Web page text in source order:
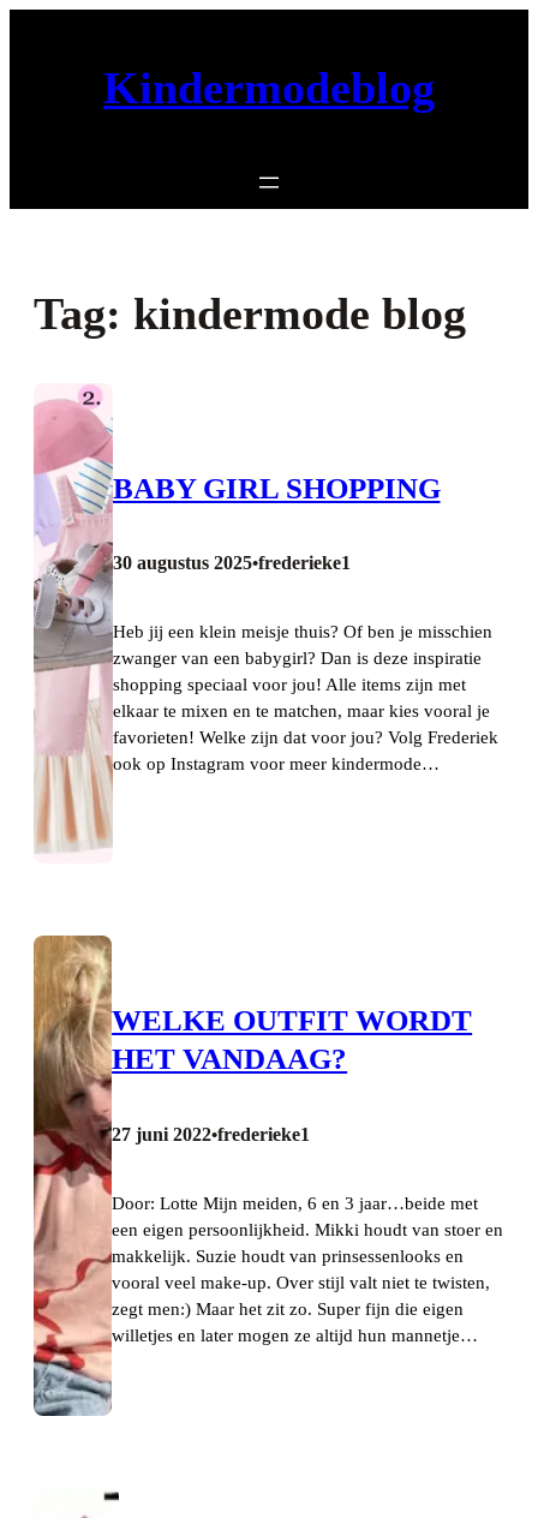
Kindermodeblog
Tag: kindermode blog
BABY GIRL SHOPPING
30 augustus 2025•frederieke1
Heb jij een klein meisje thuis? Of ben je misschien
zwanger van een babygirl? Dan is deze inspiratie
shopping speciaal voor jou! Alle items zijn met
elkaar te mixen en te matchen, maar kies vooral je
favorieten! Welke zijn dat voor jou? Volg Frederiek
ook op Instagram voor meer kindermode…
WELKE OUTFIT WORDT
HET VANDAAG?
27 juni 2022•frederieke1
Door: Lotte Mijn meiden, 6 en 3 jaar…beide met
een eigen persoonlijkheid. Mikki houdt van stoer en
makkelijk. Suzie houdt van prinsessenlooks en
vooral veel make-up. Over stijl valt niet te twisten,
zegt men:) Maar het zit zo. Super fijn die eigen
willetjes en later mogen ze altijd hun mannetje…